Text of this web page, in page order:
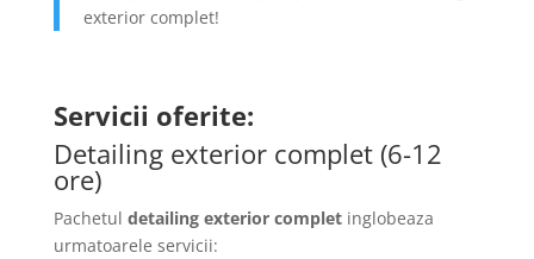
exterior complet!
Servicii oferite:
Detailing exterior complet (6-12
ore)
Pachetul detailing exterior complet inglobeaza
urmatoarele servicii: